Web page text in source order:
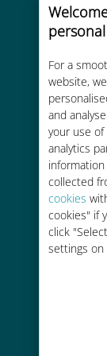
For a
website,
and
your use
analytics
collected
cookies
cookies" if
click
settings on